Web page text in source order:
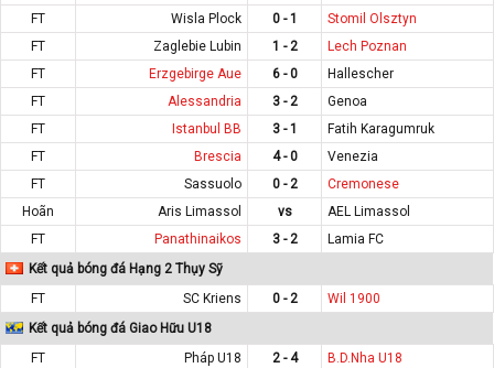
FT
Wisla Plock 0 - 1
Stomil Olsztyn
FT
Zaglebie Lubin 1 - 2
Lech Poznan
FT
Erzgebirge Aue 6 - 0
Hallescher
FT
Alessandria 3 - 2
Genoa
FT
Istanbul BB 3 - 1
Fatih Karagumruk
FT
Brescia 4 - 0
Venezia
FT
Sassuolo 0 - 2
Cremonese
Hoãn
Aris Limassol vs
AEL Limassol
FT
Panathinaikos 3 - 2
Lamia FC
Kết quả bóng đá Hạng 2 Thụy Sỹ
FT
SC Kriens 0 - 2
Wil 1900
Kết quả bóng đá Giao Hữu U18
FT
Pháp U18 2 - 4
B.D.Nha U18